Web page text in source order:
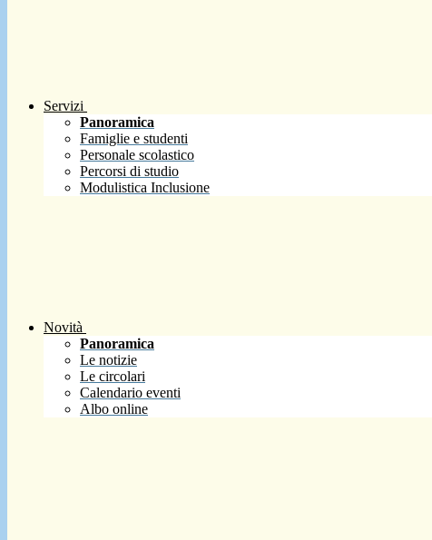
Servizi
Panoramica
Famiglie e studenti
Personale scolastico
Percorsi di studio
Modulistica Inclusione
Novità
Panoramica
Le notizie
Le circolari
Calendario eventi
Albo online